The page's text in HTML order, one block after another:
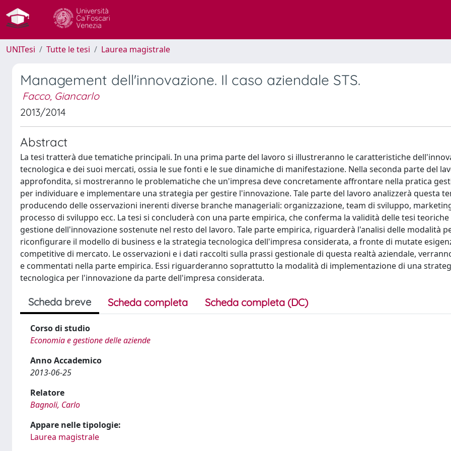
UNITesi Tutte le tesi Laurea magistrale
Management dell'innovazione. Il caso aziendale STS.
Facco, Giancarlo
2013/2014
Abstract
La tesi tratterà due tematiche principali. In una prima parte del lavoro si illustreranno le caratteristiche
tecnologica e dei suoi mercati, ossia le sue fonti e le sue dinamiche di manifestazione. Nella seconda parte del
approfondita, si mostreranno le problematiche che un'impresa deve concretamente affrontare nella pratica
per individuare e implementare una strategia per gestire l'innovazione. Tale parte del lavoro analizzerà questa
producendo delle osservazioni inerenti diverse branche manageriali: organizzazione, team di sviluppo,
processo di sviluppo ecc. La tesi si concluderà con una parte empirica, che conferma la validità delle tesi teoriche
gestione dell'innovazione sostenute nel resto del lavoro. Tale parte empirica, riguarderà l'analisi delle modalità
riconfigurare il modello di business e la strategia tecnologica dell'impresa considerata, a fronte di mutate
competitive di mercato. Le osservazioni e i dati raccolti sulla prassi gestionale di questa realtà aziendale,
e commentati nella parte empirica. Essi riguarderanno soprattutto la modalità di implementazione di una
tecnologica per l'innovazione da parte dell'impresa considerata.
Scheda breve Scheda completa Scheda completa (DC)
Corso di studio
Economia e gestione delle aziende
Anno Accademico
2013-06-25
Relatore
Bagnoli, Carlo
Appare nelle tipologie:
Laurea magistrale